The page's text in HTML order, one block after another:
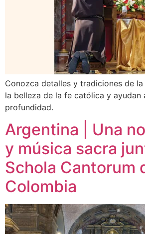
Conozca detalles y tradiciones de
la belleza de la fe católica y ayudan
profundidad.
Argentina | Una
y música sacra
Schola Cantorum
Colombia